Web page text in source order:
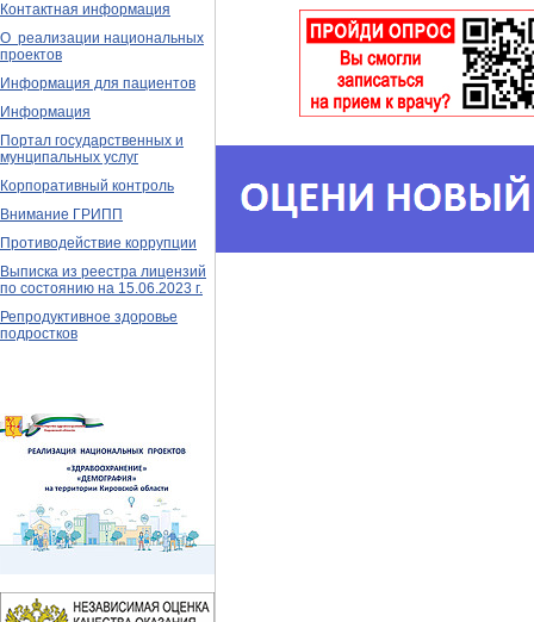
Контактная информация
О реализации национальных
проектов
Информация для пациентов
Информация
Портал государственных и
мунципальных услуг
Корпоративный контроль
Внимание ГРИПП
Противодействие коррупции
Выписка из реестра лицензий
по состоянию на 15.06.2023 г.
Репродуктивное здоровье
подростков